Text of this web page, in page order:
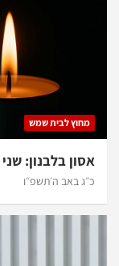
מחוץ לבית שמש
אסון בלבנון:
כ״ג באב ה׳תשפ״ו